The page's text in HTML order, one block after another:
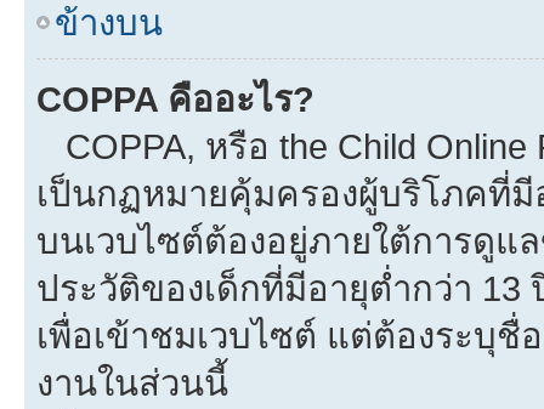
ข้างบน
COPPA คืออะไร?
COPPA, หรือ the Child Online
เป็นกฏหมายคุ้มครองผู้บริโภคที่มี
บนเวบไซต์ต้องอยู่ภายใต้การดูแ
ประวัติของเด็กที่มีอายุต่ำกว่า
เพื่อเข้าชมเวบไซต์ แต่ต้องระบุชื่
งานในส่วนนี้